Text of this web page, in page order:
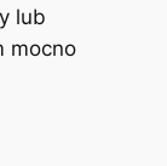
lub
mocno